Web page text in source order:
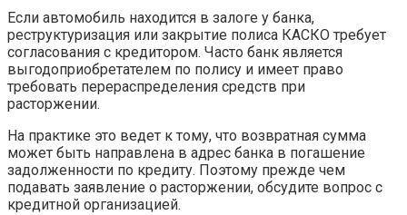
Если автомобиль находится в залоге у банка,
реструктуризация или закрытие полиса КАСКО требует
согласования с кредитором. Часто банк является
выгодоприобретателем по полису и имеет право
требовать перераспределения средств при
расторжении.
На практике это ведет к тому, что возвратная сумма
может быть направлена в адрес банка в погашение
задолженности по кредиту. Поэтому прежде чем
подавать заявление о расторжении, обсудите вопрос с
кредитной организацией.